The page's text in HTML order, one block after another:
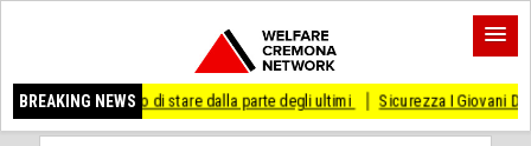
BREAKING NEWS
di stare dalla parte degli ultimi Sicurezza I Giovani Democratici